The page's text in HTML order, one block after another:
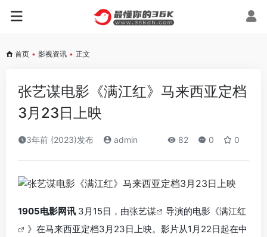
首页 • 影视资讯 • 正文
张艺谋电影《满江红》马来西亚定档
3月23日上映
3年前 (2023)发布 admin 82 0 0
1905电影网讯 3月15日，由张艺谋 导演的电影《满江红
》在马来西亚定档3月23日上映。影片从1月22日起在中